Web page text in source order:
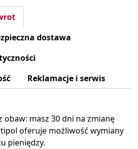
dostawa
Reklamacje i serwis
obaw: masz 30 dni na zmianę
oferuje możliwość wymiany
pieniędzy.